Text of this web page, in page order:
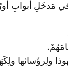
مَدخَلِ أبوابِ
ولِرؤَسائها